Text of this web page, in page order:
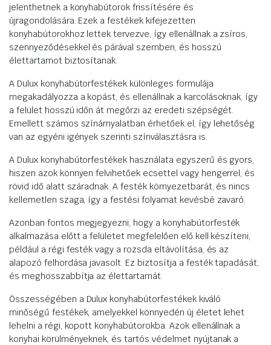
jelenthetnek a konyhabútorok frissítésére és
újragondolására. Ezek a festékek kifejezetten
konyhabútorokhoz lettek tervezve, így ellenállnak a zsíros,
szennyeződésekkel és párával szemben, és hosszú
élettartamot biztosítanak.
A Dulux konyhabútorfestékek különleges formulája
megakadályozza a kopást, és ellenállnak a karcolásoknak, így
a felület hosszú időn át megőrzi az eredeti szépségét.
Emellett számos színárnyalatban érhetőek el, így lehetőség
van az egyéni igények szerinti színválasztásra is.
A Dulux konyhabútorfestékek használata egyszerű és gyors,
hiszen azok könnyen felvihetőek ecsettel vagy hengerrel, és
rövid idő alatt száradnak. A festék környezetbarát, és nincs
kellemetlen szaga, így a festési folyamat kevésbé zavaró.
Azonban fontos megjegyezni, hogy a konyhabútorfesték
alkalmazása előtt a felületet megfelelően elő kell készíteni,
például a régi festék vagy a rozsda eltávolítása, és az
alapozó felhordása javasolt. Ez biztosítja a festék tapadását,
és meghosszabbítja az élettartamát.
Összességében a Dulux konyhabútorfestékek kiváló
minőségű festékek, amelyekkel könnyedén új életet lehet
lehelni a régi, kopott konyhabútorokba. Azok ellenállnak a
konyhai körülményeknek, és tartós védelmet nyújtanak a